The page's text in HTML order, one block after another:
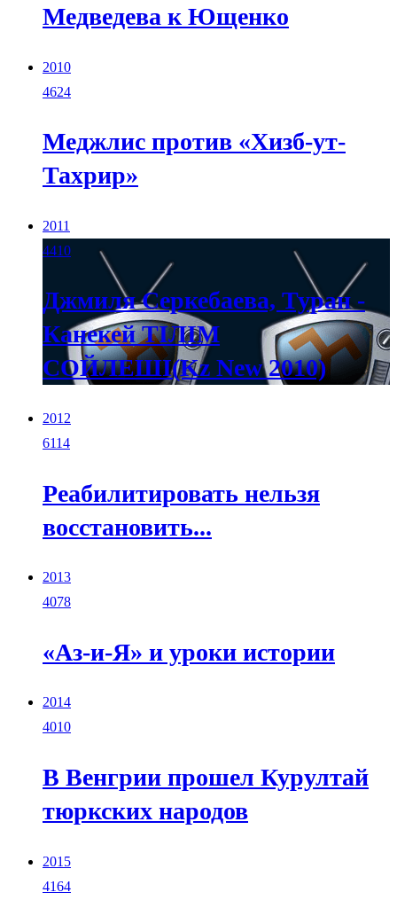
Медведева к Ющенко
2010
4624
Меджлис против «Хизб-ут-
Тахрир»
2011
4410
Джмиля Серкебаева, Туран -
Канекей ТIЛIМ
СОЙЛЕШI(Kz New 2010)
2012
6114
Реабилитировать нельзя
восстановить...
2013
4078
«Аз-и-Я» и уроки истории
2014
4010
В Венгрии прошел Курултай
тюркских народов
2015
4164